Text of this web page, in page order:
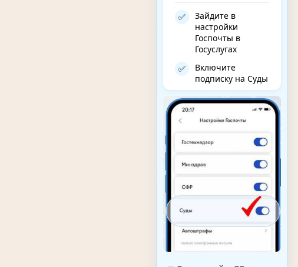
✅
Зайдите в
настройки
Госпочты в
Госуслугах
✅
Включите
подписку на Суды